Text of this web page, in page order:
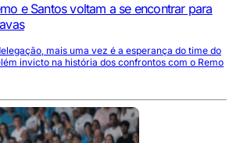
e Santos voltam a se encontrar para
mais uma vez é a esperança do time do
invicto na história dos confrontos com o Remo